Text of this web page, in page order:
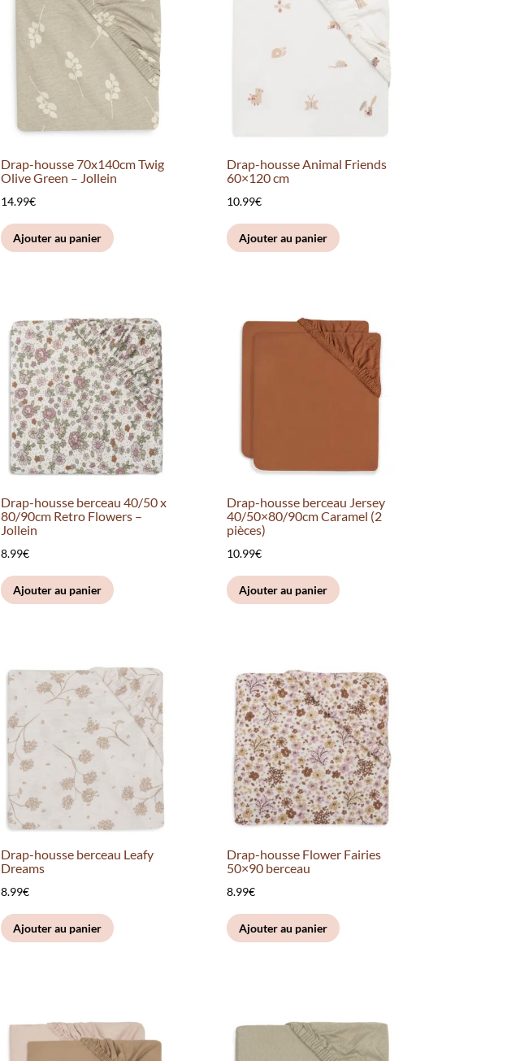
Drap-housse 70x140cm Twig
Olive Green – Jollein
14.99€
Ajouter au panier
Drap-housse Animal Friends
60×120 cm
10.99€
Ajouter au panier
Drap-housse berceau 40/50 x
80/90cm Retro Flowers –
Jollein
8.99€
Ajouter au panier
Drap-housse berceau Jersey
40/50×80/90cm Caramel (2
pièces)
10.99€
Ajouter au panier
Drap-housse berceau Leafy
Dreams
8.99€
Ajouter au panier
Drap-housse Flower Fairies
50×90 berceau
8.99€
Ajouter au panier